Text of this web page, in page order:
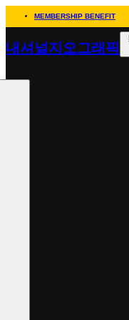
MEMBERSHIP BENEFIT
내셔널지오그래픽